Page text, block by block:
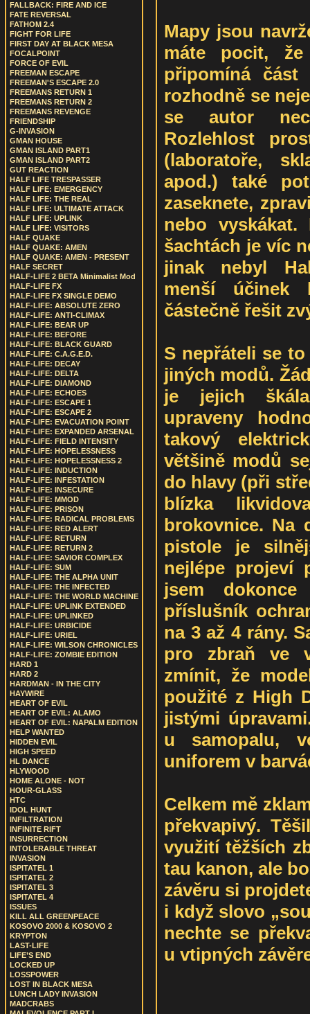
FALLBACK: FIRE AND ICE
FATE REVERSAL
FATHOM 2.4
FIGHT FOR LIFE
FIRST DAY AT BLACK MESA
FOCALPOINT
FORCE OF EVIL
FREEMAN ESCAPE
FREEMAN'S ESCAPE 2.0
FREEMANS RETURN 1
FREEMANS RETURN 2
FREEMANS REVENGE
FRIENDSHIP
G-INVASION
GMAN HOUSE
GMAN ISLAND PART1
GMAN ISLAND PART2
GUT REACTION
HALF LIFE TRESPASSER
HALF LIFE: EMERGENCY
HALF LIFE: THE REAL
HALF LIFE: ULTIMATE ATTACK
HALF LIFE: UPLINK
HALF LIFE: VISITORS
HALF QUAKE
HALF QUAKE: AMEN
HALF QUAKE: AMEN - PRESENT
HALF SECRET
HALF-LIFE 2 BETA Minimalist Mod
HALF-LIFE FX
HALF-LIFE FX SINGLE DEMO
HALF-LIFE: ABSOLUTE ZERO
HALF-LIFE: ANTI-CLIMAX
HALF-LIFE: BEAR UP
HALF-LIFE: BEFORE
HALF-LIFE: BLACK GUARD
HALF-LIFE: C.A.G.E.D.
HALF-LIFE: DECAY
HALF-LIFE: DELTA
HALF-LIFE: DIAMOND
HALF-LIFE: ECHOES
HALF-LIFE: ESCAPE 1
HALF-LIFE: ESCAPE 2
HALF-LIFE: EVACUATION POINT
HALF-LIFE: EXPANDED ARSENAL
HALF-LIFE: FIELD INTENSITY
HALF-LIFE: HOPELESSNESS
HALF-LIFE: HOPELESSNESS 2
HALF-LIFE: INDUCTION
HALF-LIFE: INFESTATION
HALF-LIFE: INSECURE
HALF-LIFE: MMOD
HALF-LIFE: PRISON
HALF-LIFE: RADICAL PROBLEMS
HALF-LIFE: RED ALERT
HALF-LIFE: RETURN
HALF-LIFE: RETURN 2
HALF-LIFE: SAVIOR COMPLEX
HALF-LIFE: SUM
HALF-LIFE: THE ALPHA UNIT
HALF-LIFE: THE INFECTED
HALF-LIFE: THE WORLD MACHINE
HALF-LIFE: UPLINK EXTENDED
HALF-LIFE: UPLINKED
HALF-LIFE: URBICIDE
HALF-LIFE: URIEL
HALF-LIFE: WILSON CHRONICLES
HALF-LIFE: ZOMBIE EDITION
HARD 1
HARD 2
HARDMAN - IN THE CITY
HAYWIRE
HEART OF EVIL
HEART OF EVIL: ALAMO
HEART OF EVIL: NAPALM EDITION
HELP WANTED
HIDDEN EVIL
HIGH SPEED
HL DANCE
HLYWOOD
HOME ALONE - NOT
HOUR-GLASS
HTC
IDOL HUNT
INFILTRATION
INFINITE RIFT
INSURRECTION
INTOLERABLE THREAT
INVASION
ISPITATEL 1
ISPITATEL 2
ISPITATEL 3
ISPITATEL 4
ISSUES
KILL ALL GREENPEACE
KOSOVO 2000 & KOSOVO 2
KRYPTON
LAST-LIFE
LIFE’S END
LOCKED UP
LOSSPOWER
LOST IN BLACK MESA
LUNCH LADY INVASION
MADCRABS
Mapy jsou
máte pocit,
připomíná
rozhodně se
se autor
Rozlehlost
(laboratoře,
apod.) také
zaseknete,
nebo
šachtách je víc
jinak nebyl
menší
částečně řešit
S nepřáteli se
jiných modů.
je jejich
upraveny
takový
většině modů
do hlavy (při
blízka
brokovnice. Na
pistole je
nejlépe projeví
jsem
příslušník
na 3 až 4 rány.
pro zbraň ve
zmínit, že
použité z High
jistými
u samopalu,
uniforem v
Celkem mě
překvapivý.
využití těžších
tau kanon, ale
závěru si
i když slovo
nechte se
u vtipných